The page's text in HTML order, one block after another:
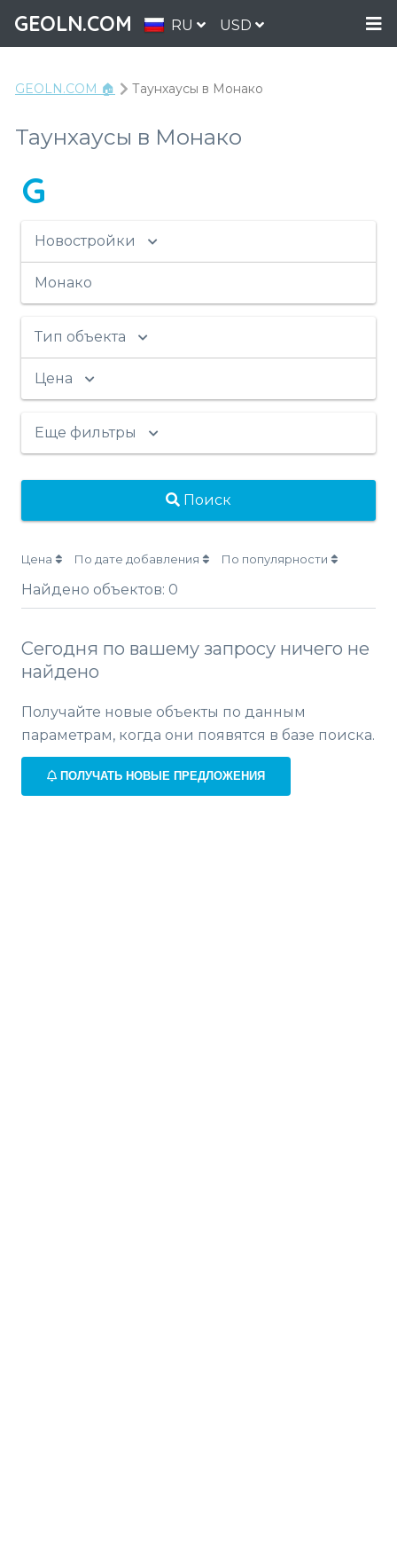
GEOLN.COM RU USD
GEOLN.COM 🏠 Таунхаусы в Монако
Таунхаусы в Монако
G
Новостройки
Монако
Тип объекта
Цена
Еще фильтры
Поиск
Цена По дате добавления По популярности
Найдено объектов: 0
Сегодня по вашему запросу ничего не
найдено
Получайте новые объекты по данным
параметрам, когда они появятся в базе поиска.
ПОЛУЧАТЬ НОВЫЕ ПРЕДЛОЖЕНИЯ